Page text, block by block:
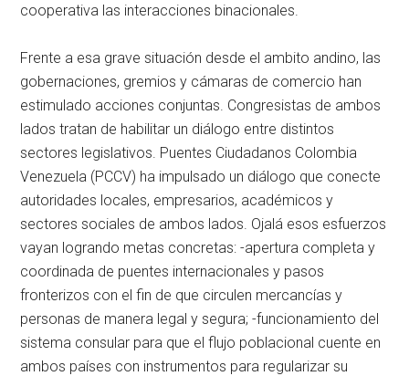
cooperativa las interacciones binacionales.
Frente a esa grave situación desde el ambito andino, las
gobernaciones, gremios y cámaras de comercio han
estimulado acciones conjuntas. Congresistas de ambos
lados tratan de habilitar un diálogo entre distintos
sectores legislativos. Puentes Ciudadanos Colombia
Venezuela (PCCV) ha impulsado un diálogo que conecte
autoridades locales, empresarios, académicos y
sectores sociales de ambos lados. Ojalá esos esfuerzos
vayan logrando metas concretas: -apertura completa y
coordinada de puentes internacionales y pasos
fronterizos con el fin de que circulen mercancías y
personas de manera legal y segura; -funcionamiento del
sistema consular para que el flujo poblacional cuente en
ambos países con instrumentos para regularizar su